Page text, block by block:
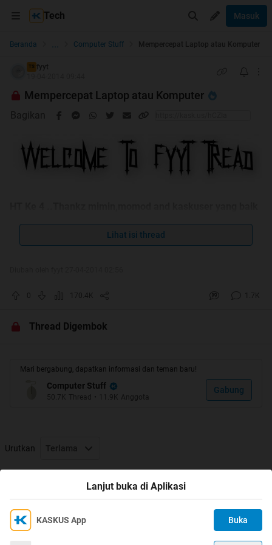
Tech Masuk
Beranda ... Computer Stuff Mempercepat Laptop atau Komputer
TS
fyyt
Mempercepat Laptop atau Komputer
Bagikan
hati
Lihat isi thread
170.4K 1.7K
Thread Digembok
Mari bergabung, dapatkan informasi dan teman baru!
Computer Stuff
50.7K Thread • 11.9K Anggota
Gabung
Urutkan Terlama
Thread Digembok
Ikuti KASKUS di
Kami menggunakan Cookies
Lanjut buka di Aplikasi
KASKUS App Buka